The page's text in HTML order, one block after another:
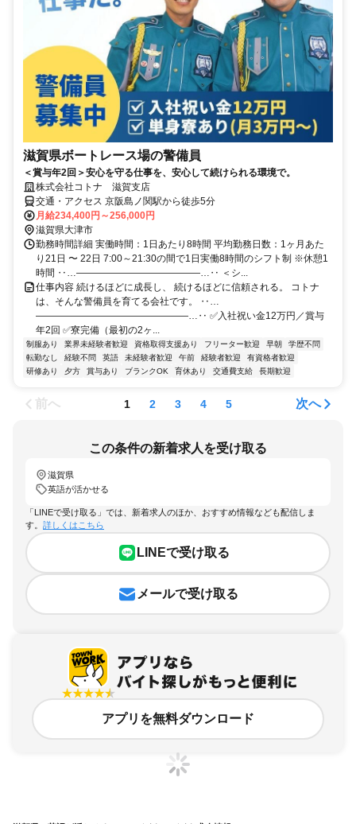
滋賀県ボートレース場の警備員
＜賞与年2回＞安心を守る仕事を、安心して続けられる環境で。
株式会社コトナ 滋賀支店
交通・アクセス 京阪島ノ関駅から徒歩5分
月給234,400円～256,000円
滋賀県大津市
勤務時間詳細 実働時間：1日あたり8時間 平均勤務日数：1ヶ月あた
り21日 〜 22日 7:00～21:30の間で1日実働8時間のシフト制 ※休憩1
時間 ‥…―――――――――――――…‥ ＜シ...
仕事内容 続けるほどに成長し、 続けるほどに信頼される。 コトナ
は、そんな警備員を育てる会社です。 ‥…
――――――――――――――――…‥ ✅入社祝い金12万円／賞与
年2回 ✅寮完備（最初の2ヶ...
制服あり 業界未経験者歓迎 資格取得支援あり フリーター歓迎 早朝
学歴不問
転勤なし
経験不問 英語 未経験者歓迎 午前 経験者歓迎
有資格者歓迎
研修あり
夕方 賞与あり ブランクOK 育休あり 交通費支給 長期歓迎
前へ 1 2 3 4 5 次へ
この条件の新着求人を受け取る
滋賀県
英語が活かせる
「LINEで受け取る」では、新着求人のほか、おすすめ情報なども配信しま
す。 詳しくはこちら
LINEで受け取る
メールで受け取る
アプリを無料ダウンロード